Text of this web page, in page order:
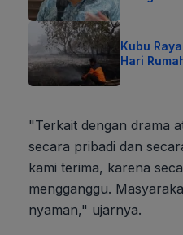
Kubu
Hari
"Terkait dengan drama
secara pribadi dan
kami terima, karena
mengganggu.
nyaman," ujarnya.